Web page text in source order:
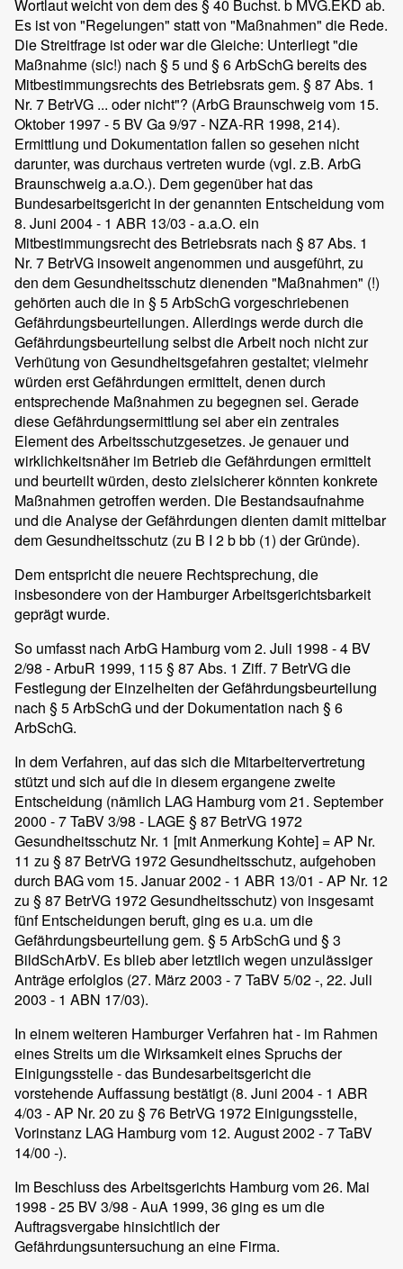
Wortlaut weicht von dem des § 40 Buchst. b MVG.EKD ab.
Es ist von "Regelungen" statt von "Maßnahmen" die Rede.
Die Streitfrage ist oder war die Gleiche: Unterliegt "die
Maßnahme (sic!) nach § 5 und § 6 ArbSchG bereits des
Mitbestimmungsrechts des Betriebsrats gem. § 87 Abs. 1
Nr. 7 BetrVG ... oder nicht"? (ArbG Braunschweig vom 15.
Oktober 1997 - 5 BV Ga 9/97 - NZA-RR 1998, 214).
Ermittlung und Dokumentation fallen so gesehen nicht
darunter, was durchaus vertreten wurde (vgl. z.B. ArbG
Braunschweig a.a.O.). Dem gegenüber hat das
Bundesarbeitsgericht in der genannten Entscheidung vom
8. Juni 2004 - 1 ABR 13/03 - a.a.O. ein
Mitbestimmungsrecht des Betriebsrats nach § 87 Abs. 1
Nr. 7 BetrVG insoweit angenommen und ausgeführt, zu
den dem Gesundheitsschutz dienenden "Maßnahmen" (!)
gehörten auch die in § 5 ArbSchG vorgeschriebenen
Gefährdungsbeurteilungen. Allerdings werde durch die
Gefährdungsbeurteilung selbst die Arbeit noch nicht zur
Verhütung von Gesundheitsgefahren gestaltet; vielmehr
würden erst Gefährdungen ermittelt, denen durch
entsprechende Maßnahmen zu begegnen sei. Gerade
diese Gefährdungsermittlung sei aber ein zentrales
Element des Arbeitsschutzgesetzes. Je genauer und
wirklichkeitsnäher im Betrieb die Gefährdungen ermittelt
und beurteilt würden, desto zielsicherer könnten konkrete
Maßnahmen getroffen werden. Die Bestandsaufnahme
und die Analyse der Gefährdungen dienten damit mittelbar
dem Gesundheitsschutz (zu B I 2 b bb (1) der Gründe).
Dem entspricht die neuere Rechtsprechung, die
insbesondere von der Hamburger Arbeitsgerichtsbarkeit
geprägt wurde.
So umfasst nach ArbG Hamburg vom 2. Juli 1998 - 4 BV
2/98 - ArbuR 1999, 115 § 87 Abs. 1 Ziff. 7 BetrVG die
Festlegung der Einzelheiten der Gefährdungsbeurteilung
nach § 5 ArbSchG und der Dokumentation nach § 6
ArbSchG.
In dem Verfahren, auf das sich die Mitarbeitervertretung
stützt und sich auf die in diesem ergangene zweite
Entscheidung (nämlich LAG Hamburg vom 21. September
2000 - 7 TaBV 3/98 - LAGE § 87 BetrVG 1972
Gesundheitsschutz Nr. 1 [mit Anmerkung Kohte] = AP Nr.
11 zu § 87 BetrVG 1972 Gesundheitsschutz, aufgehoben
durch BAG vom 15. Januar 2002 - 1 ABR 13/01 - AP Nr. 12
zu § 87 BetrVG 1972 Gesundheitsschutz) von insgesamt
fünf Entscheidungen beruft, ging es u.a. um die
Gefährdungsbeurteilung gem. § 5 ArbSchG und § 3
BildSchArbV. Es blieb aber letztlich wegen unzulässiger
Anträge erfolglos (27. März 2003 - 7 TaBV 5/02 -, 22. Juli
2003 - 1 ABN 17/03).
In einem weiteren Hamburger Verfahren hat - im Rahmen
eines Streits um die Wirksamkeit eines Spruchs der
Einigungsstelle - das Bundesarbeitsgericht die
vorstehende Auffassung bestätigt (8. Juni 2004 - 1 ABR
4/03 - AP Nr. 20 zu § 76 BetrVG 1972 Einigungsstelle,
Vorinstanz LAG Hamburg vom 12. August 2002 - 7 TaBV
14/00 -).
Im Beschluss des Arbeitsgerichts Hamburg vom 26. Mai
1998 - 25 BV 3/98 - AuA 1999, 36 ging es um die
Auftragsvergabe hinsichtlich der
Gefährdungsuntersuchung an eine Firma.